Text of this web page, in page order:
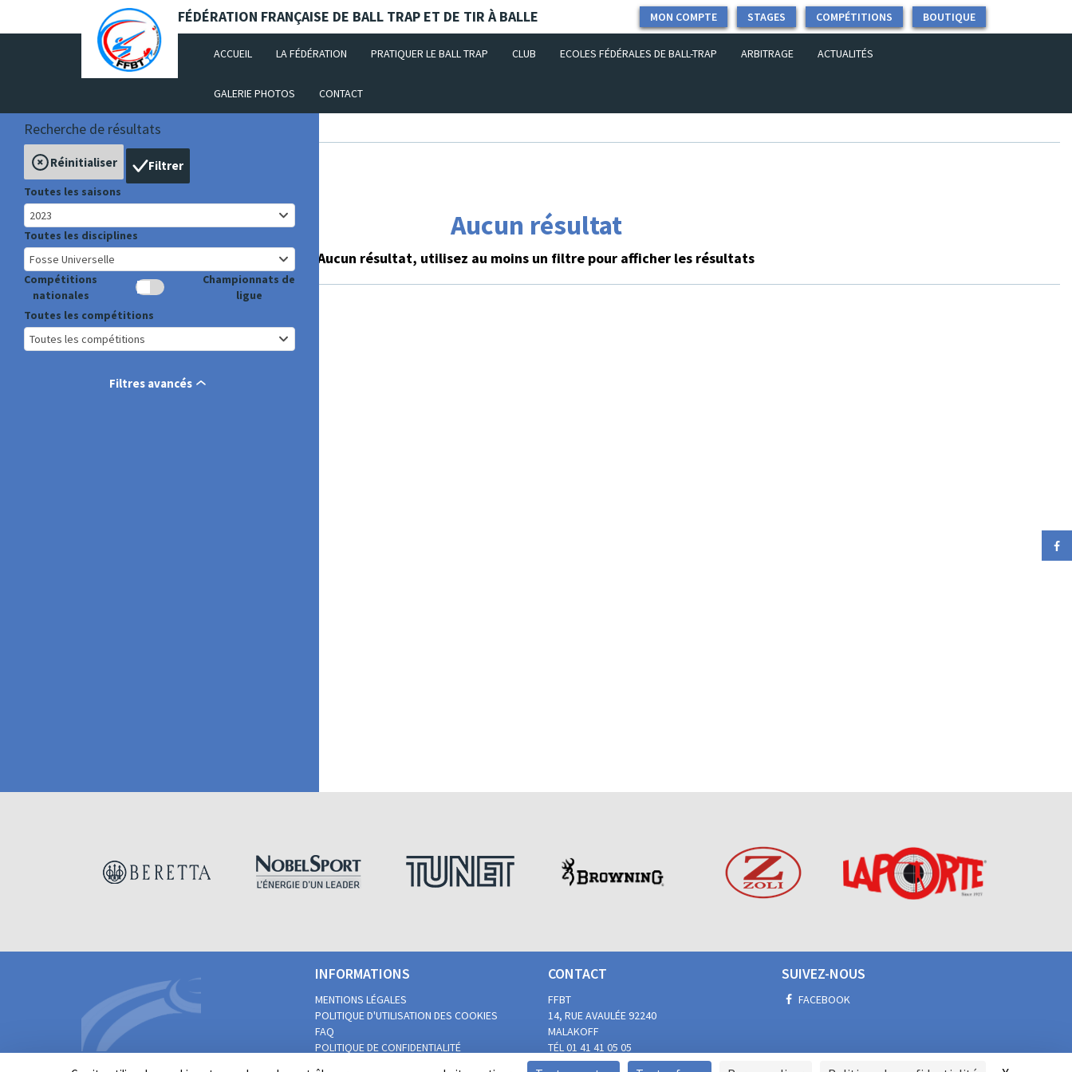
Panneau de gestion des cookies FÉDÉRATION FRANÇAISE DE BALL TRAP ET DE TIR À BALLE BOUTIQUE
COMPÉTITIONS
STAGES
MON COMPTE
ACCUEIL (CURRENT)
LA FÉDÉRATION PRATIQUER LE BALL TRAP CLUB ECOLES FÉDÉRALES DE BALL-TRAP ARBITRAGE ACTUALITÉS
GALERIE PHOTOS CONTACT
Compétitions Résultats
Résultats
Aucun résultat
Aucun résultat, utilisez au moins un filtre pour afficher les résultats
Recherche de résultats
Réinitialiser Filtrer
Toutes les saisons
2023
Toutes les disciplines
Fosse Universelle
Compétitions
nationales
Championnats de
ligue
Toutes les compétitions
Toutes les compétitions
Filtres avancés
INFORMATIONS
MENTIONS LÉGALES
POLITIQUE D'UTILISATION DES COOKIES
FAQ
POLITIQUE DE CONFIDENTIALITÉ
CONTACT
FFBT
14, RUE AVAULÉE92240
MALAKOFF
TÉL 01 41 41 05 05
FAX 01 41 41 02 00
SUIVEZ-NOUS
FACEBOOK